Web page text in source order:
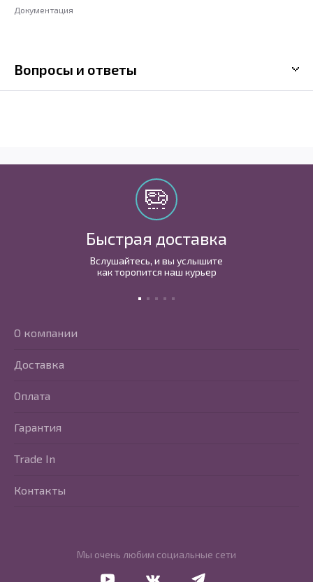
Документация
Вопросы и ответы
Быстрая доставка
Вслушайтесь, и вы услышите
как торопится наш курьер
Мы очень любим социальные сети
О компании
Доставка
Оплата
Гарантия
Trade In
Контакты